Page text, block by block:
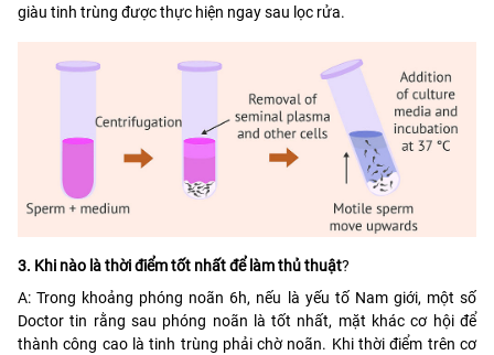
giàu tinh trùng được thực hiện ngay sau lọc rửa.
3. Khi nào là thời điểm tốt nhất để làm thủ thuật?
A: Trong khoảng phóng noãn 6h, nếu là yếu tố Nam giới, một số
Doctor tin rằng sau phóng noãn là tốt nhất, mặt khác cơ hội để
thành công cao là tinh trùng phải chờ noãn. Khi thời điểm trên cơ